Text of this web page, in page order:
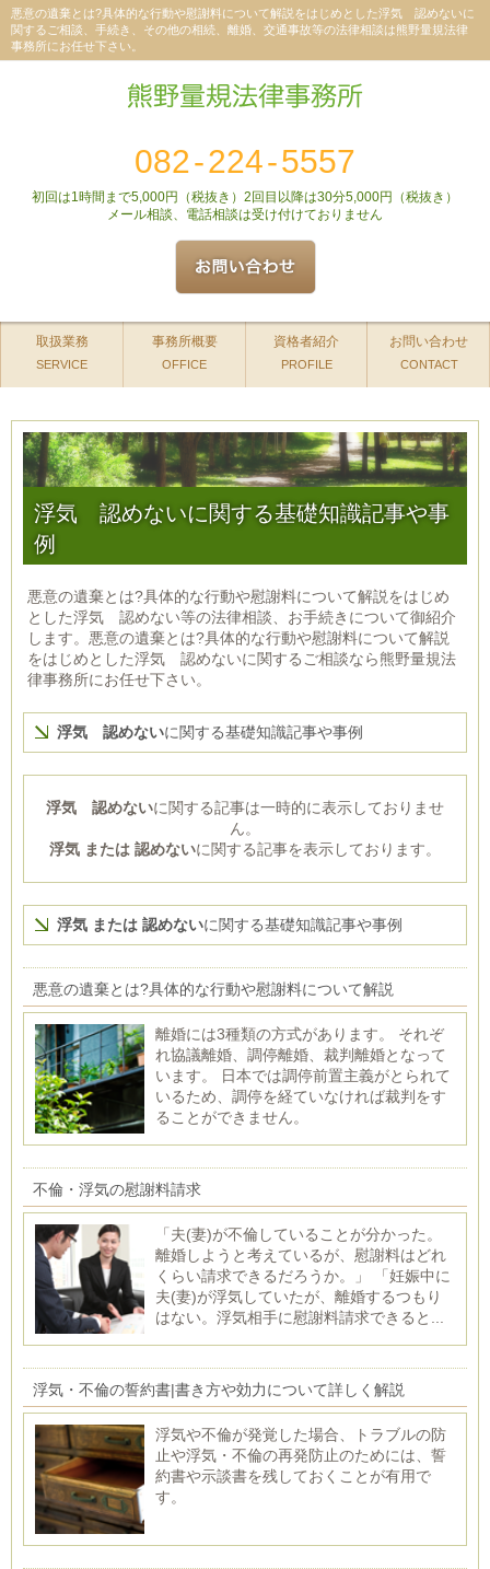
悪意の遺棄とは?具体的な行動や慰謝料について解説をはじめとした浮気 認めないに
関するご相談、手続き、その他の相続、離婚、交通事故等の法律相談は熊野量規法律
事務所にお任せ下さい。
082-224-5557
初回は1時間まで5,000円（税抜き）2回目以降は30分5,000円（税抜き）
メール相談、電話相談は受け付けておりません
取扱業務
SERVICE
事務所概要
OFFICE
資格者紹介
PROFILE
お問い合わせ
CONTACT
浮気 認めないに関する基礎知識記事や事
例
悪意の遺棄とは?具体的な行動や慰謝料について解説をはじめ
とした浮気 認めない等の法律相談、お手続きについて御紹介
します。悪意の遺棄とは?具体的な行動や慰謝料について解説
をはじめとした浮気 認めないに関するご相談なら熊野量規法
律事務所にお任せ下さい。
浮気 認めないに関する基礎知識記事や事例
浮気 認めないに関する記事は一時的に表示しておりませ
ん。
浮気 または 認めないに関する記事を表示しております。
浮気 または 認めないに関する基礎知識記事や事例
悪意の遺棄とは?具体的な行動や慰謝料について解説
離婚には3種類の方式があります。 それぞ
れ協議離婚、調停離婚、裁判離婚となって
います。 日本では調停前置主義がとられて
いるため、調停を経ていなければ裁判をす
ることができません。
不倫・浮気の慰謝料請求
「夫(妻)が不倫していることが分かった。
離婚しようと考えているが、慰謝料はどれ
くらい請求できるだろうか。」 「妊娠中に
夫(妻)が浮気していたが、離婚するつもり
はない。浮気相手に慰謝料請求できると...
浮気・不倫の誓約書|書き方や効力について詳しく解説
浮気や不倫が発覚した場合、トラブルの防
止や浮気・不倫の再発防止のためには、誓
約書や示談書を残しておくことが有用で
す。